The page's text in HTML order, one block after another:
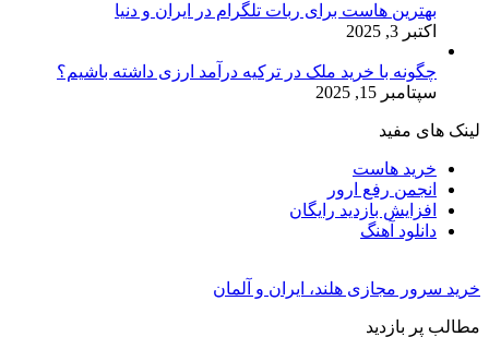
بهترین هاست برای ربات تلگرام در ایران و دنیا
اکتبر 3, 2025
چگونه با خرید ملک در ترکیه درآمد ارزی داشته باشیم؟
سپتامبر 15, 2025
لینک های مفید
خرید هاست
انجمن رفع ارور
افزایش بازدید رایگان
دانلود آهنگ
خرید سرور مجازی هلند، ایران و آلمان
مطالب پر بازدید